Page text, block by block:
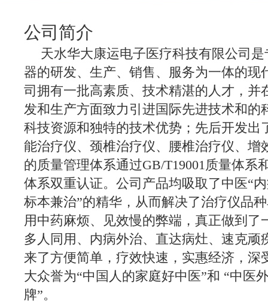
公司简介
天水华大康运电子医疗科技有限公司
器的研发、生产、销售、服务为一体的现
司拥有一批高素质、技术精湛的人才，并
发和生产方面致力引进国际先进技术和的
科技资源和独特的技术优势；先后开发出
能治疗仪、颈椎治疗仪、腰椎治疗仪、增
的质量管理体系通过GB/T19001质量体系
体系双重认证。公司产品均吸取了中医“
标本兼治”的精华，从而解决了治疗仪品
用中药麻烦、见效慢的弊端，真正做到了
多人同用、内病外治、直达病灶、速克顽
来了方便简单，疗效快速，实惠经济，深
大众誉为“中国人的家庭好中医”和 “中医
牌”。